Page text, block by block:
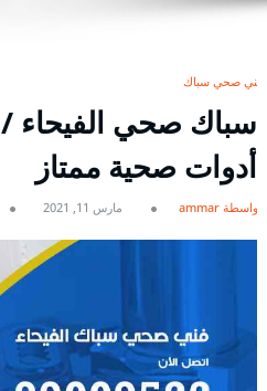
فني صحي سباك
أدوات صحية ممتاز
بواسطة ammar مارس 11, 2021